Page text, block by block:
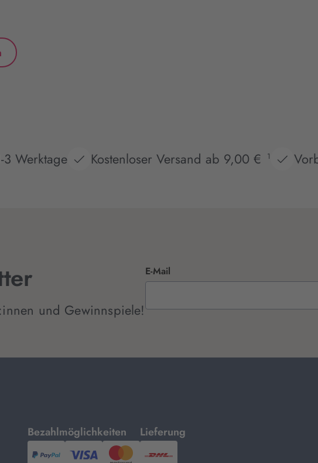
Werktage Kostenloser Versand ab 9,00 € 1
und Gewinnspiele!
E-Mail
Bezahlmöglichkeiten
mit
Lieferung
mit